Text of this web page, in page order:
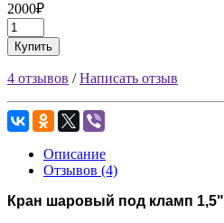
2000₽
Купить
4 отзывов /Написать отзыв
Описание
Отзывов (4)
Кран шаровый под кламп 1,5"